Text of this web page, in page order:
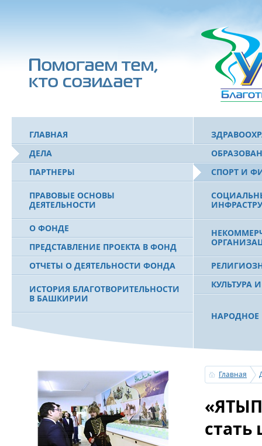
ГЛАВНАЯ
ДЕЛА
ПАРТНЕРЫ
ПРАВОВЫЕ ОСНОВЫ
ДЕЯТЕЛЬНОСТИ
О ФОНДЕ
ПРЕДСТАВЛЕНИЕ ПРОЕКТА В ФОНД
ОТЧЕТЫ О ДЕЯТЕЛЬНОСТИ ФОНДА
ИСТОРИЯ БЛАГОТВОРИТЕЛЬНОСТИ
В БАШКИРИИ
МУРТАЗЕ РАХИМОВЕ
СПОРТ И
КУЛЬТУРА
НАРОДНОЕ
«УРАЛ»
Главная
стать